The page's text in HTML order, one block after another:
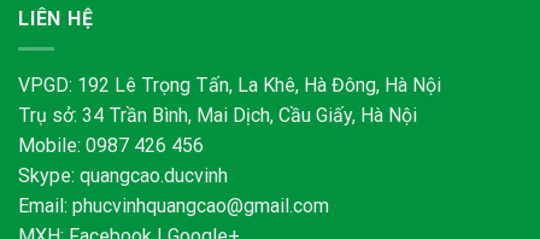
LIÊN HỆ
VPGD: 192 Lê Trọng Tấn, La Khê, Hà Đông, Hà Nội
Trụ sở: 34 Trần Bình, Mai Dịch, Cầu Giấy, Hà Nội
Mobile: 0987 426 456
Skype: quangcao.ducvinh
Email: phucvinhquangcao@gmail.com